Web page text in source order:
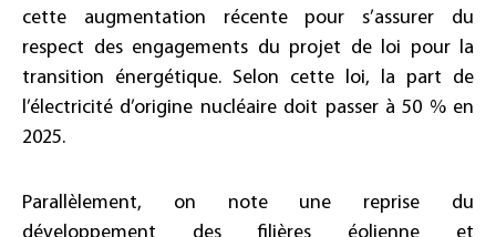
cette augmentation récente pour s’assurer du
respect des engagements du projet de loi pour la
transition énergétique. Selon cette loi, la part de
l’électricité d’origine nucléaire doit passer à 50 % en
2025.
Parallèlement, on note une reprise du